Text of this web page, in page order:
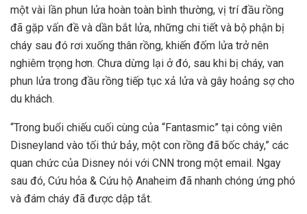
một vài lần phun lửa hoàn toàn bình thường, vị trí đầu rồng
đã gặp vấn đề và dần bắt lửa, những chi tiết và bộ phận bị
cháy sau đó rơi xuống thân rồng, khiến đốm lửa trở nên
nghiêm trọng hơn. Chưa dừng lại ở đó, sau khi bị cháy, van
phun lửa trong đầu rồng tiếp tục xả lửa và gây hoảng sợ cho
du khách.
“Trong buổi chiếu cuối cùng của “Fantasmic” tại công viên
Disneyland vào tối thứ bảy, một con rồng đã bốc cháy,” các
quan chức của Disney nói với CNN trong một email. Ngay
sau đó, Cứu hỏa & Cứu hộ Anaheim đã nhanh chóng ứng phó
và đám cháy đã được dập tắt.